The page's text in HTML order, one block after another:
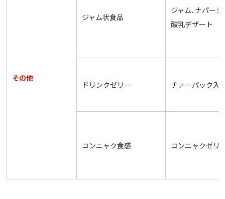
その他
ジャム状食品
ジャム､ナパー
酸乳デザート
ドリンクゼリー チァーパック入
コンニャク食感 コンニャクゼリ